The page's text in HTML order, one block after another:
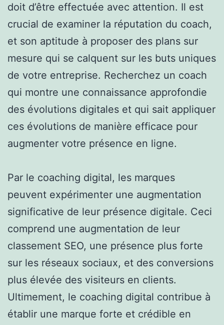
doit d’être effectuée avec attention. Il est
crucial de examiner la réputation du coach,
et son aptitude à proposer des plans sur
mesure qui se calquent sur les buts uniques
de votre entreprise. Recherchez un coach
qui montre une connaissance approfondie
des évolutions digitales et qui sait appliquer
ces évolutions de manière efficace pour
augmenter votre présence en ligne.
Par le coaching digital, les marques
peuvent expérimenter une augmentation
significative de leur présence digitale. Ceci
comprend une augmentation de leur
classement SEO, une présence plus forte
sur les réseaux sociaux, et des conversions
plus élevée des visiteurs en clients.
Ultimement, le coaching digital contribue à
établir une marque forte et crédible en